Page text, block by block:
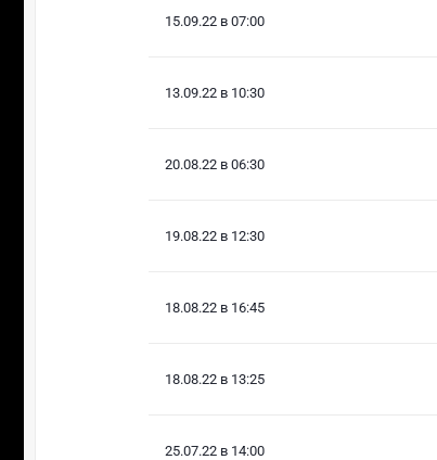
15.09.22 в 07:00
13.09.22 в 10:30
20.08.22 в 06:30
19.08.22 в 12:30
18.08.22 в 16:45
18.08.22 в 13:25
25.07.22 в 14:00